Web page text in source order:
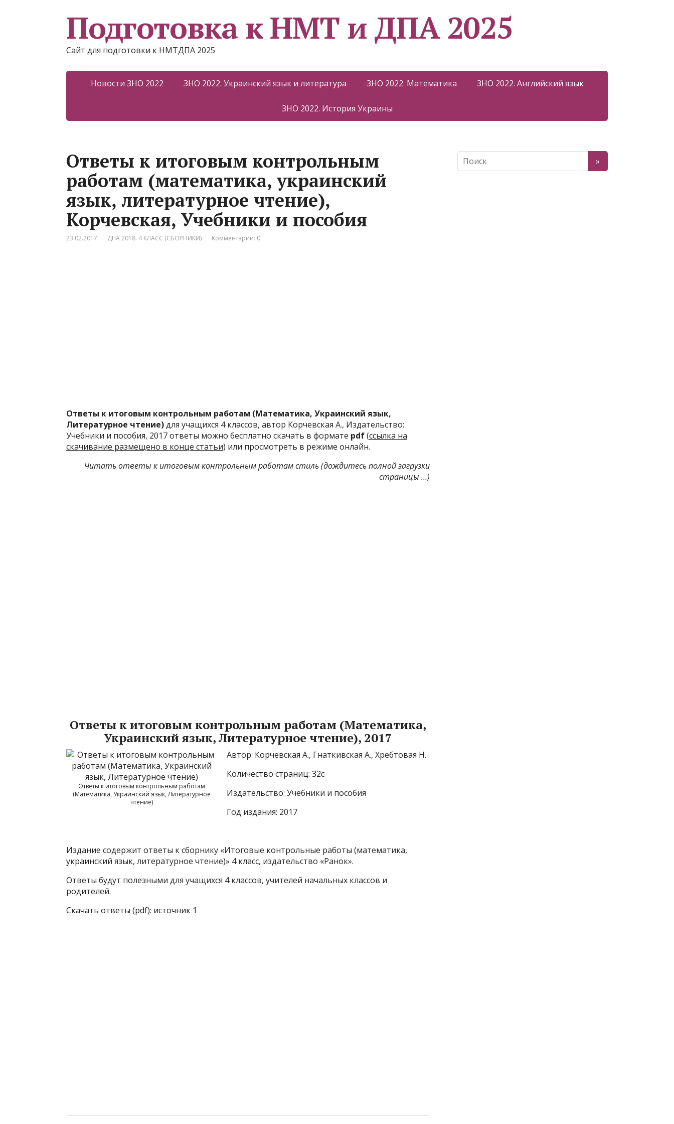
Подготовка к НМТ и ДПА 2025
Сайт для подготовки к НМТДПА 2025
Новости ЗНО 2022 ЗНО 2022. Украинский язык и литература ЗНО 2022. Математика ЗНО 2022. Английский язык
ЗНО 2022. История Украины
Ответы к итоговым контрольным
работам (математика, украинский
язык, литературное чтение),
Корчевская, Учебники и пособия
23.02.2017 ДПА 2018. 4 КЛАСС (СБОРНИКИ) Комментарии: 0
Ответы к итоговым контрольным работам (Математика, Украинский язык,
Литературное чтение)для учащихся 4 классов, автор Корчевская А., Издательство:
Учебники и пособия, 2017 ответы можно бесплатно скачать в формате pdf(ссылка на
скачивание размещено в конце статьи) или просмотреть в режиме онлайн.
Читать ответы к итоговым контрольным работам стиль (дождитесь полной загрузки
страницы …)
Ответы к итоговым контрольным работам (Математика,
Украинский язык, Литературное чтение), 2017
Ответы к итоговым контрольным работам
(Математика, Украинский язык, Литературное
чтение)
Автор: Корчевская А., Гнаткивская А., Хребтовая Н.
Количество страниц: 32с
Издательство: Учебники и пособия
Год издания: 2017
Издание содержит ответы к сборнику «Итоговые контрольные работы (математика,
украинский язык, литературное чтение)» 4 класс, издательство «Ранок».
Ответы будут полезными для учащихся 4 классов, учителей начальных классов и
родителей.
Скачать ответы (pdf): источник 1